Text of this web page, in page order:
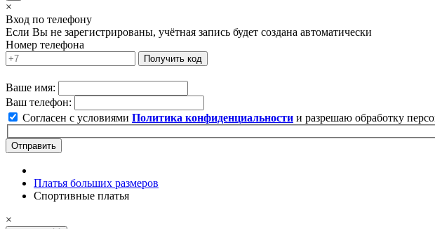
×
Вход по телефону
Если Вы не зарегистрированы, учётная запись будет создана автоматически
Номер телефона
Получить код
Ваше имя:
Ваш телефон:
Согласен с условиями Политика конфиденциальности и разрешаю обработку
Отправить
Платья больших размеров
Спортивные платья
×